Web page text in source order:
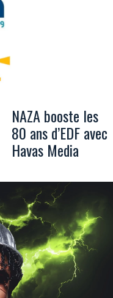
NAZA booste les
80 ans d’EDF avec
Havas Media